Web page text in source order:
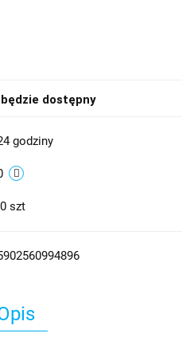
dostępny
godziny
0 szt